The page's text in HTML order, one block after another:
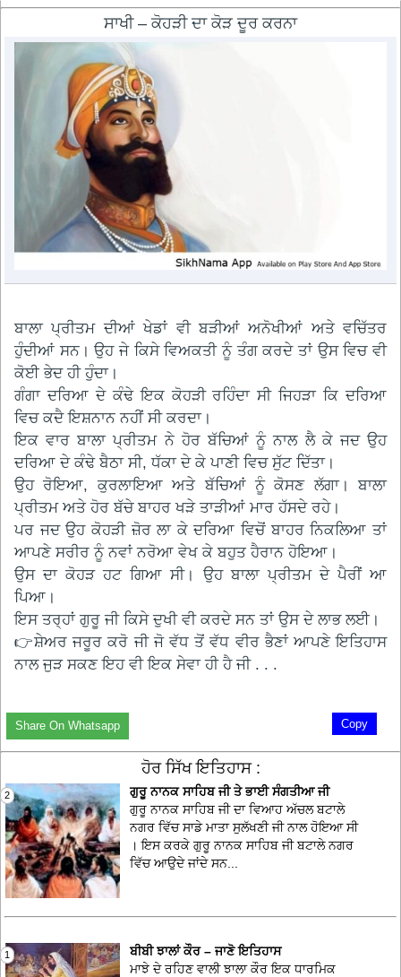
ਸਾਖੀ – ਕੋਹੜੀ ਦਾ ਕੋੜ ਦੂਰ ਕਰਨਾ
ਬਾਲਾ ਪ੍ਰੀਤਮ ਦੀਆਂ ਖੇਡਾਂ ਵੀ ਬੜੀਆਂ ਅਨੋਖੀਆਂ ਅਤੇ ਵਚਿੱਤਰ
ਹੁੰਦੀਆਂ ਸਨ। ਉਹ ਜੇ ਕਿਸੇ ਵਿਅਕਤੀ ਨੂੰ ਤੰਗ ਕਰਦੇ ਤਾਂ ਉਸ ਵਿਚ ਵੀ
ਕੋਈ ਭੇਦ ਹੀ ਹੁੰਦਾ।
ਗੰਗਾ ਦਰਿਆ ਦੇ ਕੰਢੇ ਇਕ ਕੋਹੜੀ ਰਹਿੰਦਾ ਸੀ ਜਿਹੜਾ ਕਿ ਦਰਿਆ
ਵਿਚ ਕਦੈ ਇਸ਼ਨਾਨ ਨਹੀਂ ਸੀ ਕਰਦਾ।
ਇਕ ਵਾਰ ਬਾਲਾ ਪ੍ਰੀਤਮ ਨੇ ਹੋਰ ਬੱਚਿਆਂ ਨੂੰ ਨਾਲ ਲੈ ਕੇ ਜਦ ਉਹ
ਦਰਿਆ ਦੇ ਕੰਢੇ ਬੈਠਾ ਸੀ, ਧੱਕਾ ਦੇ ਕੇ ਪਾਣੀ ਵਿਚ ਸੁੱਟ ਦਿੱਤਾ।
ਉਹ ਰੋਇਆ, ਕੁਰਲਾਇਆ ਅਤੇ ਬੱਚਿਆਂ ਨੂੰ ਕੋਸਣ ਲੱਗਾ। ਬਾਲਾ
ਪ੍ਰੀਤਮ ਅਤੇ ਹੋਰ ਬੱਚੇ ਬਾਹਰ ਖੜੇ ਤਾੜੀਆਂ ਮਾਰ ਹੱਸਦੇ ਰਹੇ।
ਪਰ ਜਦ ਉਹ ਕੋਹੜੀ ਜ਼ੋਰ ਲਾ ਕੇ ਦਰਿਆ ਵਿਚੋਂ ਬਾਹਰ ਨਿਕਲਿਆ ਤਾਂ
ਆਪਣੇ ਸਰੀਰ ਨੂੰ ਨਵਾਂ ਨਰੋਆ ਵੇਖ ਕੇ ਬਹੁਤ ਹੈਰਾਨ ਹੋਇਆ।
ਉਸ ਦਾ ਕੋਹੜ ਹਟ ਗਿਆ ਸੀ। ਉਹ ਬਾਲਾ ਪ੍ਰੀਤਮ ਦੇ ਪੈਰੀਂ ਆ
ਪਿਆ।
ਇਸ ਤਰ੍ਹਾਂ ਗੁਰੂ ਜੀ ਕਿਸੇ ਦੁਖੀ ਵੀ ਕਰਦੇ ਸਨ ਤਾਂ ਉਸ ਦੇ ਲਾਭ ਲਈ।
👉ਸ਼ੇਅਰ ਜਰੂਰ ਕਰੋ ਜੀ ਜੋ ਵੱਧ ਤੋਂ ਵੱਧ ਵੀਰ ਭੈਣਾਂ ਆਪਣੇ ਇਤਿਹਾਸ
ਨਾਲ ਜੁੜ ਸਕਣ ਇਹ ਵੀ ਇਕ ਸੇਵਾ ਹੀ ਹੈ ਜੀ . . .
Copy
Share On Whatsapp
ਹੋਰ ਸਿੱਖ ਇਤਿਹਾਸ :
2
ਗੁਰੂ ਨਾਨਕ ਸਾਹਿਬ ਜੀ ਤੇ ਭਾਈ ਸੰਗਤੀਆ ਜੀ
ਗੁਰੂ ਨਾਨਕ ਸਾਹਿਬ ਜੀ ਦਾ ਵਿਆਹ ਅੱਚਲ ਬਟਾਲੇ
ਨਗਰ ਵਿੱਚ ਸਾਡੇ ਮਾਤਾ ਸੁਲੱਖਣੀ ਜੀ ਨਾਲ ਹੋਇਆ ਸੀ
। ਇਸ ਕਰਕੇ ਗੁਰੂ ਨਾਨਕ ਸਾਹਿਬ ਜੀ ਬਟਾਲੇ ਨਗਰ
ਵਿੱਚ ਆਉਦੇ ਜਾਂਦੇ ਸਨ...
1
ਬੀਬੀ ਝਾਲਾਂ ਕੌਰ – ਜਾਣੋ ਇਤਿਹਾਸ
ਮਾਝੇ ਦੇ ਰਹਿਣ ਵਾਲੀ ਝਾਲਾ ਕੌਰ ਇਕ ਧਾਰਮਿਕ